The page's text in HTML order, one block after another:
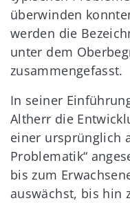
überwinden
werden die
unter dem
zusammengefasst.
In seiner
Altherr die
einer ursprünglich
Problematik“
bis zum
auswächst, bis hin